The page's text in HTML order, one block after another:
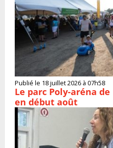
Publié le 18 juillet 2026 à 07h58
Le parc Poly-aréna
en début août